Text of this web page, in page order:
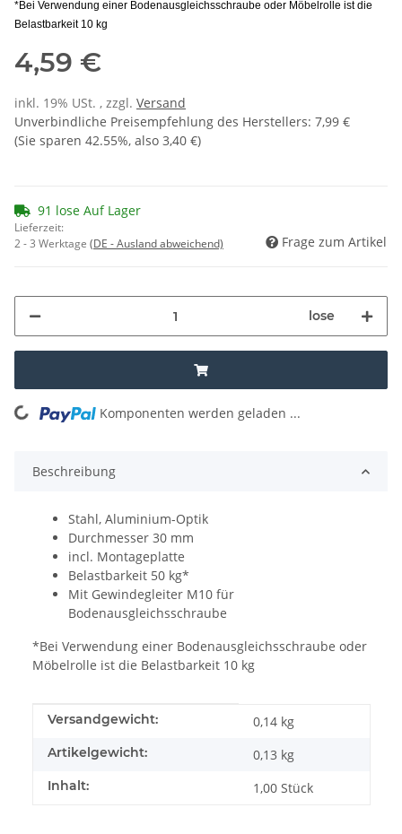
*Bei Verwendung einer Bodenausgleichsschraube oder Möbelrolle ist die
Belastbarkeit 10 kg
4,59 €
inkl. 19% USt. , zzgl. Versand
Unverbindliche Preisempfehlung des Herstellers: 7,99 €
(Sie sparen 42.55%, also 3,40 €)
91 lose Auf Lager
Lieferzeit:
2 - 3 Werktage (DE - Ausland abweichend) Frage zum Artikel
lose
Loading... Komponenten werden geladen ...
Beschreibung
Stahl, Aluminium-Optik
Durchmesser 30 mm
incl. Montageplatte
Belastbarkeit 50 kg*
Mit Gewindegleiter M10 für
Bodenausgleichsschraube
*Bei Verwendung einer Bodenausgleichsschraube oder
Möbelrolle ist die Belastbarkeit 10 kg
Produkteigenschaft
Wert
Versandgewicht: 0,14 kg
Artikelgewicht: 0,13 kg
Inhalt: 1,00 Stück